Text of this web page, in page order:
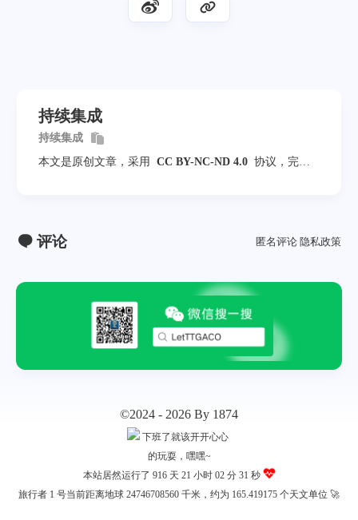
持续集成
持续集成
本文是原创文章，采用
CC BY-NC-ND 4.0 协议，完整
评论 匿名评论 隐私政策
©2024 - 2026 By 1874
本站居然运行了 916 天 21 小时 02 分 32 秒
旅行者 1 号当前距离地球 24746708577 千米，约为 165.419175 个天文单位 🚀